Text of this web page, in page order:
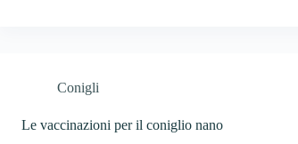
Conigli
Le vaccinazioni per il coniglio nano